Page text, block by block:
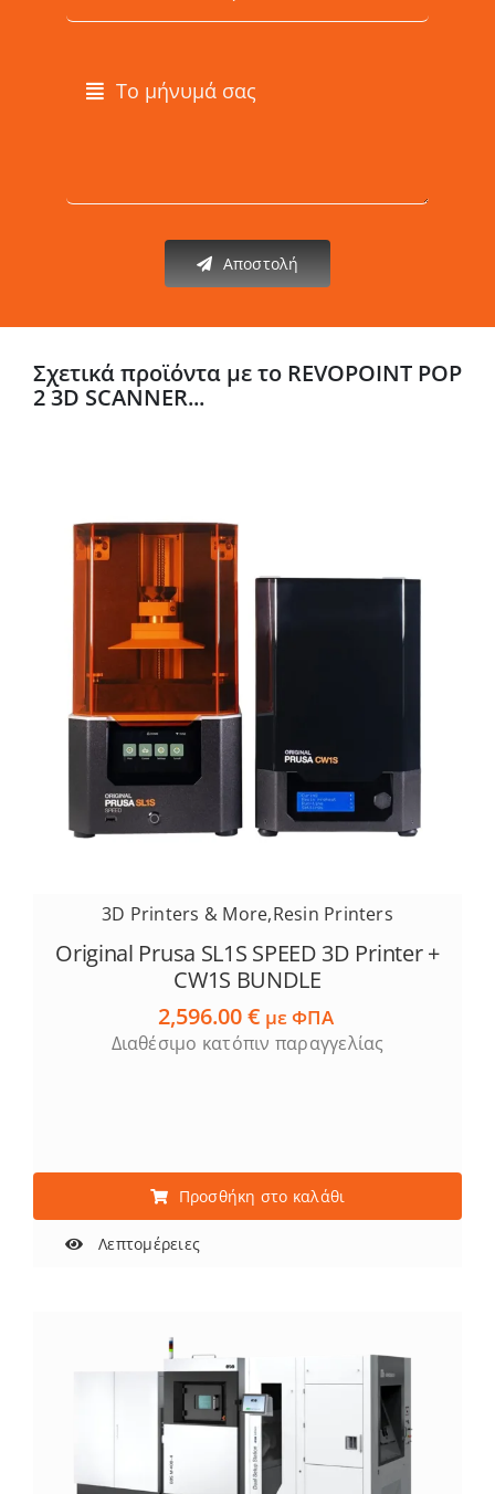
Αποστολή
Σχετικά προϊόντα με το REVOPOINT POP
2 3D SCANNER...
3D Printers & More,Resin Printers
Original Prusa SL1S SPEED 3D Printer +
CW1S BUNDLE
2,596.00€ με ΦΠΑ
Διαθέσιμο κατόπιν παραγγελίας
Προσθήκη στο καλάθι
Λεπτομέρειες